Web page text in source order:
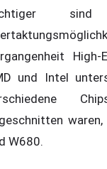
High-
und Intel
W680.